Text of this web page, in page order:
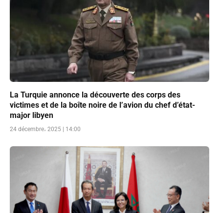
La Turquie annonce la découverte des corps des
victimes et de la boîte noire de l’avion du chef d’état-
major libyen
24 décembre، 2025 | 14:00